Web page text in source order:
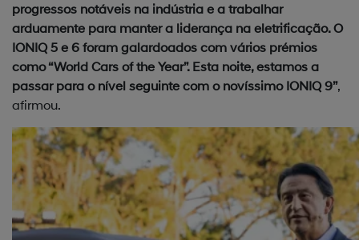
progressos notáveis na indústria e a trabalhar
arduamente para manter a liderança na eletrificação. O
IONIQ 5 e 6 foram galardoados com vários prémios
como “World Cars of the Year”. Esta noite, estamos a
passar para o nível seguinte com o novíssimo IONIQ 9”,
afirmou.